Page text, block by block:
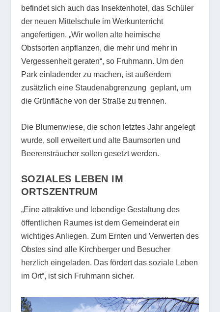
befindet sich auch das Insektenhotel, das Schüler
der neuen Mittelschule im Werkunterricht
angefertigen. „Wir wollen alte heimische
Obstsorten anpflanzen, die mehr und mehr in
Vergessenheit geraten“, so Fruhmann. Um den
Park einladender zu machen, ist außerdem
zusätzlich eine Staudenabgrenzung geplant, um
die Grünfläche von der Straße zu trennen.
Die Blumenwiese, die schon letztes Jahr angelegt
wurde, soll erweitert und alte Baumsorten und
Beerensträucher sollen gesetzt werden.
SOZIALES LEBEN IM
ORTSZENTRUM
„Eine attraktive und lebendige Gestaltung des
öffentlichen Raumes ist dem Gemeinderat ein
wichtiges Anliegen. Zum Ernten und Verwerten des
Obstes sind alle Kirchberger und Besucher
herzlich eingeladen. Das fördert das soziale Leben
im Ort“, ist sich Fruhmann sicher.